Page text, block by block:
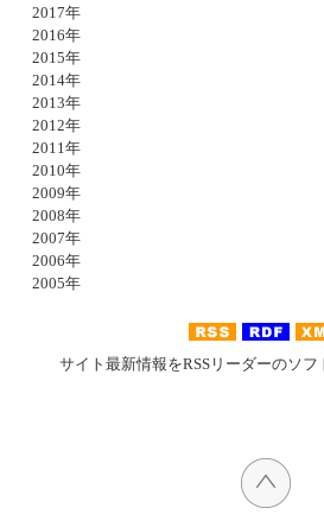
2017年
2016年
2015年
2014年
2013年
2012年
2011年
2010年
2009年
2008年
2007年
2006年
2005年
サイト最新情報をRSSリーダーのソフ